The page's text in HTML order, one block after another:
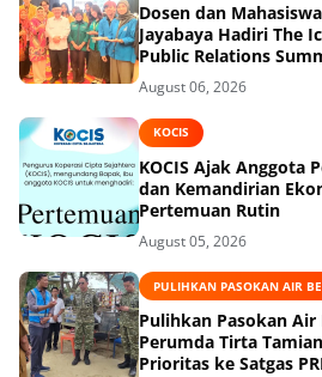
Dosen dan
Jayabaya Hadiri The
Public Relations
August 06, 2026
KOCIS
KOCIS Ajak Anggota
dan Kemandirian
Pertemuan Rutin
August 05, 2026
PULIHKAN PASOKAN AIR
Pulihkan Pasokan Air
Perumda Tirta
Prioritas ke Satgas